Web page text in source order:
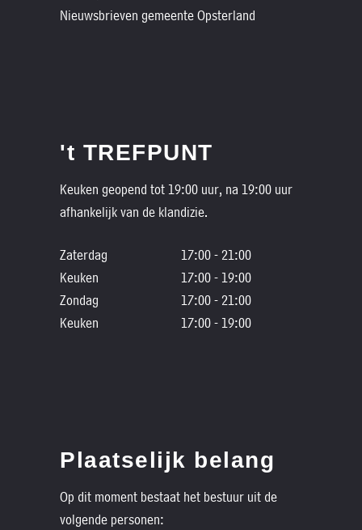
Nieuwsbrieven gemeente Opsterland
't TREFPUNT
Keuken geopend tot 19:00 uur, na 19:00 uur
afhankelijk van de klandizie.
Zaterdag
17:00 - 21:00
Keuken
17:00 - 19:00
Zondag
17:00 - 21:00
Keuken
17:00 - 19:00
Plaatselijk belang
Op dit moment bestaat het bestuur uit de
volgende personen: